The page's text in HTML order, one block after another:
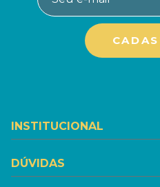
INSTITUCIONAL
DÚVIDAS